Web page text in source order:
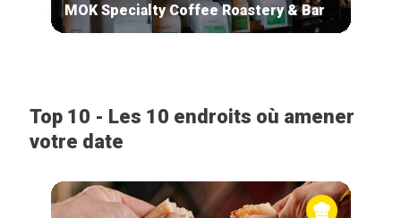
MOK Specialty Coffee Roastery & Bar
Top 10 - Les 10 endroits où amener
votre date